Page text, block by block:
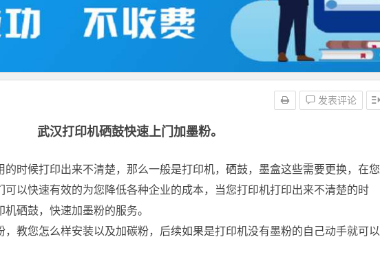
武汉打印机硒鼓快速上门加墨粉。
发表评论
的时候打印出来不清楚，那么一般是打印机，硒鼓，墨盒这些需要更换，在您
可以快速有效的为您降低各种企业的成本，当您打印机打印出来不清楚的时
硒鼓，快速加墨粉的服务。
，教您怎么样安装以及加碳粉，后续如果是打印机没有墨粉的自己动手就可以